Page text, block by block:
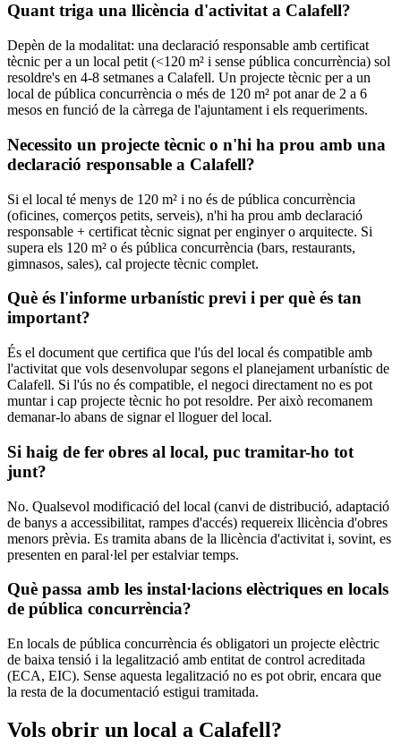
Quant triga una llicència d'activitat a Calafell?
Depèn de la modalitat: una declaració responsable amb certificat
tècnic per a un local petit (<120 m² i sense pública concurrència) sol
resoldre's en 4-8 setmanes a Calafell. Un projecte tècnic per a un
local de pública concurrència o més de 120 m² pot anar de 2 a 6
mesos en funció de la càrrega de l'ajuntament i els requeriments.
Necessito un projecte tècnic o n'hi ha prou amb una
declaració responsable a Calafell?
Si el local té menys de 120 m² i no és de pública concurrència
(oficines, comerços petits, serveis), n'hi ha prou amb declaració
responsable + certificat tècnic signat per enginyer o arquitecte. Si
supera els 120 m² o és pública concurrència (bars, restaurants,
gimnasos, sales), cal projecte tècnic complet.
Què és l'informe urbanístic previ i per què és tan
important?
És el document que certifica que l'ús del local és compatible amb
l'activitat que vols desenvolupar segons el planejament urbanístic de
Calafell. Si l'ús no és compatible, el negoci directament no es pot
muntar i cap projecte tècnic ho pot resoldre. Per això recomanem
demanar-lo abans de signar el lloguer del local.
Si haig de fer obres al local, puc tramitar-ho tot
junt?
No. Qualsevol modificació del local (canvi de distribució, adaptació
de banys a accessibilitat, rampes d'accés) requereix llicència d'obres
menors prèvia. Es tramita abans de la llicència d'activitat i, sovint, es
presenten en paral·lel per estalviar temps.
Què passa amb les instal·lacions elèctriques en locals
de pública concurrència?
En locals de pública concurrència és obligatori un projecte elèctric
de baixa tensió i la legalització amb entitat de control acreditada
(ECA, EIC). Sense aquesta legalització no es pot obrir, encara que
la resta de la documentació estigui tramitada.
Vols obrir un local a Calafell?